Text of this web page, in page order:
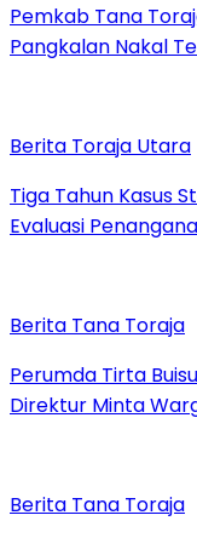
Pemkab Tana
Pangkalan Nakal
Berita Toraja Utara
Tiga Tahun Kasus
Evaluasi
Berita Tana Toraja
Perumda Tirta
Direktur Minta
Berita Tana Toraja